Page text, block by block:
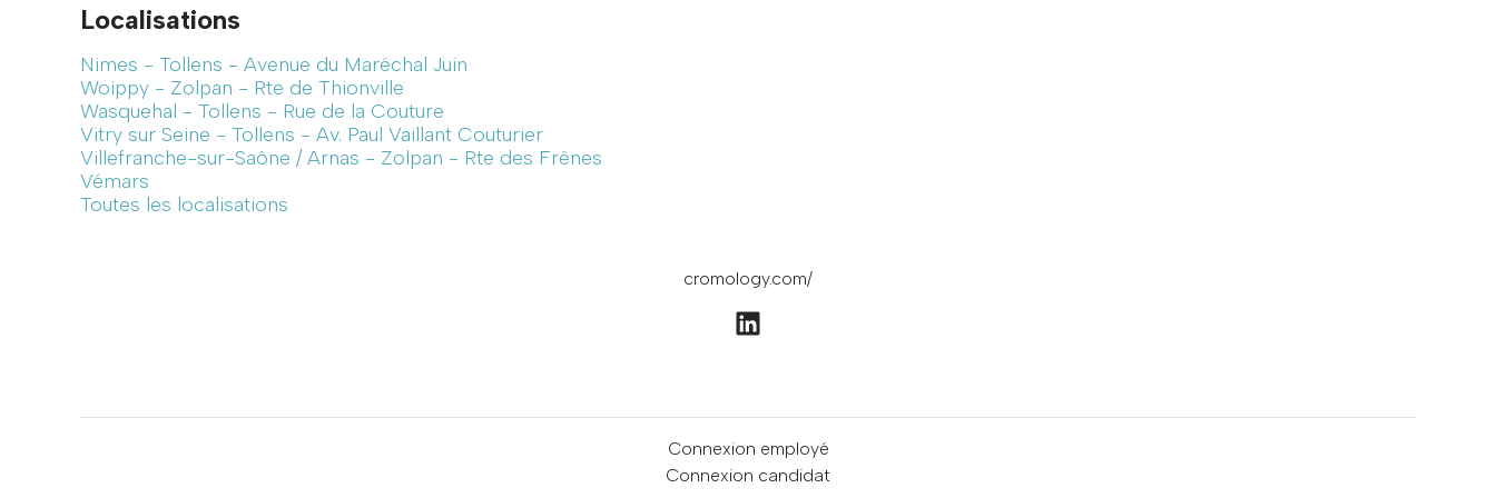
Localisations
Nimes - Tollens - Avenue du Maréchal Juin
Woippy - Zolpan - Rte de Thionville
Wasquehal - Tollens - Rue de la Couture
Vitry sur Seine - Tollens - Av. Paul Vaillant Couturier
Villefranche-sur-Saône / Arnas - Zolpan - Rte des Frênes
Vémars
Toutes les localisations
cromology.com/
Connexion employé
Connexion candidat